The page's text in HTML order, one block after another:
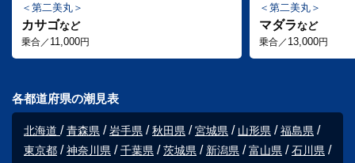
第二美丸
カサゴなど
乗合／ 11,000円
第二美丸
マダラなど
乗合／ 13,000円
各都道府県の潮見表
北海道 青森県 岩手県 秋田県 宮城県 山形県
福島県
東京都
神奈川県 千葉県 茨城県 新潟県 富山県
石川県